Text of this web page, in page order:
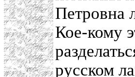
Петровна
Кое-кому
русском